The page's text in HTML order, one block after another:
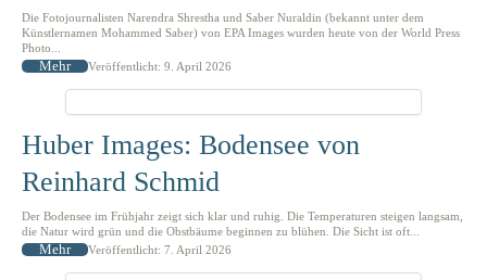
Die Fotojournalisten Narendra Shrestha und Saber Nuraldin (bekannt unter dem
Künstlernamen Mohammed Saber) von EPA Images wurden heute von der World Press
Photo...
Mehr Veröffentlicht: 9. April 2026
Huber Images: Bodensee von
Reinhard Schmid
Der Bodensee im Frühjahr zeigt sich klar und ruhig. Die Temperaturen steigen langsam,
die Natur wird grün und die Obstbäume beginnen zu blühen. Die Sicht ist oft...
Mehr Veröffentlicht: 7. April 2026